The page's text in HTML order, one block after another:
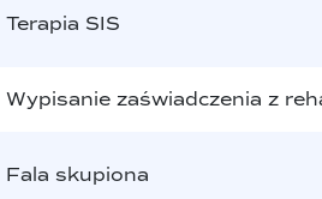
Terapia SIS
Wypisanie zaświadczenia z
Fala skupiona